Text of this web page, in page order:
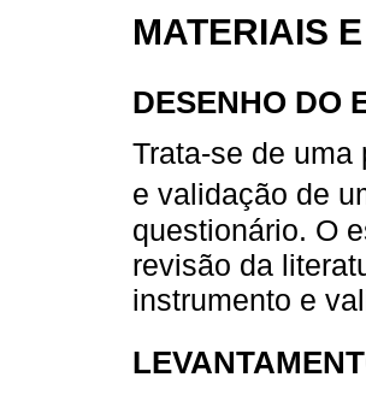
MATERIAIS
DESENHO DO
Trata-se de
e validação de
questionário. O
revisão da
instrumento e